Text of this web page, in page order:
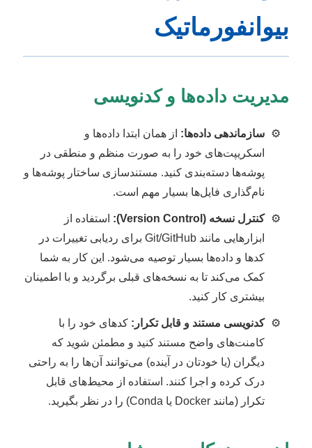
بیوانفورماتیک
مدیریت داده‌ها و کدنویسی
سازماندهی داده‌ها: از همان ابتدا داده‌ها و
اسکریپت‌های خود را به صورت منظم و منطقی در
پوشه‌ها دسته‌بندی کنید. مستندسازی ساختار پوشه‌ها و
نام‌گذاری فایل‌ها بسیار مهم است.
کنترل نسخه (Version Control):
استفاده از
ابزارهایی مانند Git/GitHub برای ردیابی تغییرات در
کدها و داده‌ها بسیار توصیه می‌شود. این کار به شما
کمک می‌کند تا به نسخه‌های قبلی برگردید و با اطمینان
بیشتری کار کنید.
کدنویسی مستند و قابل تکرار: کدهای خود را با
کامنت‌های واضح مستند کنید و مطمئن شوید که
دیگران (یا خودتان در آینده) می‌توانند آن‌ها را به راحتی
درک کرده و اجرا کنند. استفاده از محیط‌های قابل
تکرار (مانند Docker یا Conda) را در نظر بگیرید.